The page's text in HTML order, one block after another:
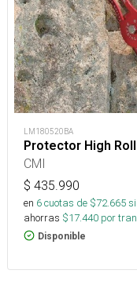
LM180520BA
Protector High
CMI
$ 435.990
en 6cuotas de $72.665
ahorras $17.440 por
Disponible